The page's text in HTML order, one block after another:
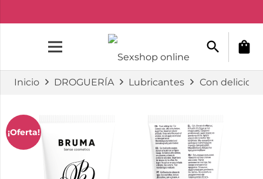
search shopping_bag
Inicio DROGUERÍA Lubricantes Con
¡Oferta!